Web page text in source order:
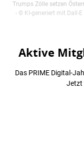
Trumps Zölle setzen
- © KI-generiert mit Dall-
Aktive
Das PRIME Digital-
Jetzt